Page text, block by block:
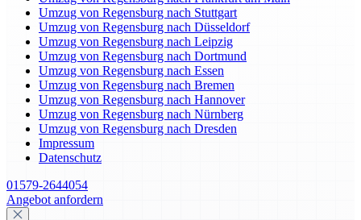
Umzug von Regensburg nach Stuttgart
Umzug von Regensburg nach Düsseldorf
Umzug von Regensburg nach Leipzig
Umzug von Regensburg nach Dortmund
Umzug von Regensburg nach Essen
Umzug von Regensburg nach Bremen
Umzug von Regensburg nach Hannover
Umzug von Regensburg nach Nürnberg
Umzug von Regensburg nach Dresden
Impressum
Datenschutz
01579-2644054
Angebot anfordern